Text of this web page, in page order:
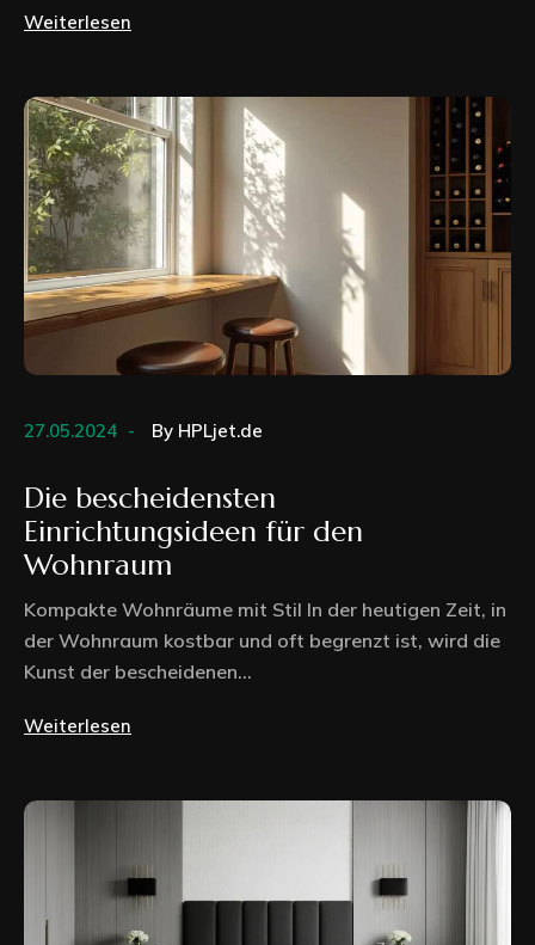
Weiterlesen
27.05.2024 By HPLjet.de
Die bescheidensten
Einrichtungsideen für den
Wohnraum
Kompakte Wohnräume mit Stil In der heutigen Zeit, in
der Wohnraum kostbar und oft begrenzt ist, wird die
Kunst der bescheidenen...
Weiterlesen